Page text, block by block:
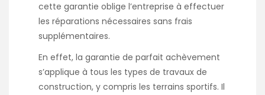
cette garantie oblige l’entreprise à effectuer
les réparations nécessaires sans frais
supplémentaires.
En effet, la garantie de parfait achèvement
s’applique à tous les types de travaux de
construction, y compris les terrains sportifs. Il